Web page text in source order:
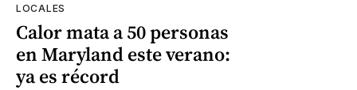
LOCALES
Calor mata a 50 personas
en Maryland este verano:
ya es récord